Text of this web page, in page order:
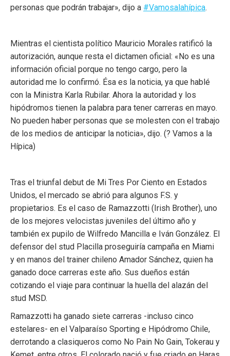
personas que podrán trabajar», dijo a #Vamosalahípica.
Mientras el cientista político Mauricio Morales ratificó la
autorización, aunque resta el dictamen oficial: «No es una
información oficial porque no tengo cargo, pero la
autoridad me lo confirmó. Ésa es la noticia, ya que hablé
con la Ministra Karla Rubilar. Ahora la autoridad y los
hipódromos tienen la palabra para tener carreras en mayo.
No pueden haber personas que se molesten con el trabajo
de los medios de anticipar la noticia», dijo. (? Vamos a la
Hípica)
Tras el triunfal debut de Mi Tres Por Ciento en Estados
Unidos, el mercado se abrió para algunos F.S. y
propietarios. Es el caso de Ramazzotti (Irish Brother), uno
de los mejores velocistas juveniles del último año y
también ex pupilo de Wilfredo Mancilla e Iván González. El
defensor del stud Placilla proseguiría campaña en Miami
y en manos del trainer chileno Amador Sánchez, quien ha
ganado doce carreras este año. Sus dueños están
cotizando el viaje para continuar la huella del alazán del
stud MSD.
Ramazzotti ha ganado siete carreras -incluso cinco
estelares- en el Valparaíso Sporting e Hipódromo Chile,
derrotando a clasiqueros como No Pain No Gain, Tokerau y